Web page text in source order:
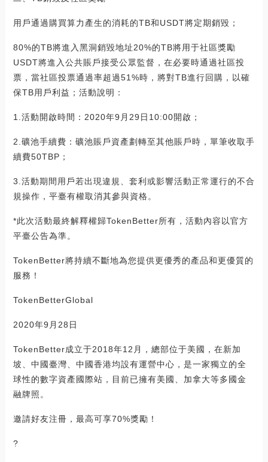
用戶通過購買算力產生的消耗的TB和USDT將定期銷毀；
80%的TB將進入黑洞銷毀地址20%的TB將用于社區獎勵
USDT將進入公共賬戶接受公眾監督，在必要時通過社區投
票，當社區投票通過率超過51%時，將對TB進行回購，以確
保TB用戶利益；活動說明：
1.活動開啟時間：2020年9月29日10:00開啟；
2.礦池手續費：礦池賬戶資產劃轉至其他賬戶時，單筆收取手
續費50TBP；
3.活動期間用戶若出現違規、套利或影響活動正常運行的不合
規操作，平臺有權取消其參與資格。
*此次活動最終解釋權歸TokenBetter所有，活動內容以官方
平臺公告為準。
TokenBetter將持續不斷地為您提供更優秀的產品和更優質的
服務！
TokenBetterGlobal
2020年9月28日
TokenBetter成立于2018年12月，總部位于美國，在新加
坡、中國臺灣、中國香港均設有運營中心，是一家獨立的全
球性的數字資產國際站，目前已擁有美國、加拿大等多國金
融牌照。
邀請好友注冊，最高可享70%獎勵！
?